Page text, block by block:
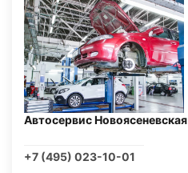
Автосервис Новоясеневская
+7 (495) 023-10-01